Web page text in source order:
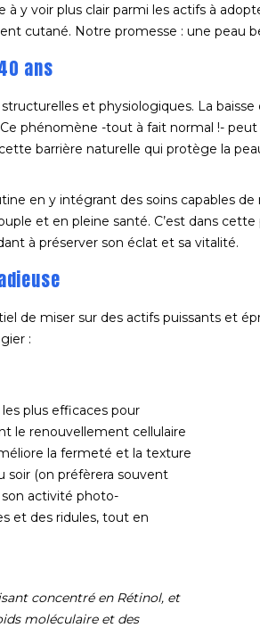
y voir plus clair parmi les actifs à
cutané. Notre promesse : une peau
ans
et physiologiques. La
phénomène -tout à fait normal !-
barrière naturelle qui protège la
en y intégrant des soins capables
et en pleine santé. C’est dans
à préserver son éclat et sa vitalité.
de miser sur des actifs puissants et
:
plus efficaces pour
le renouvellement cellulaire
la fermeté et la texture
soir (on préfèrera souvent
activité photo-
et des ridules, tout en
concentré en Rétinol, et
moléculaire et des